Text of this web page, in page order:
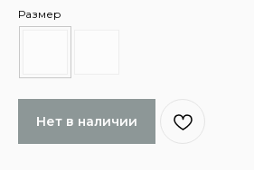
Размер
Нет в наличии